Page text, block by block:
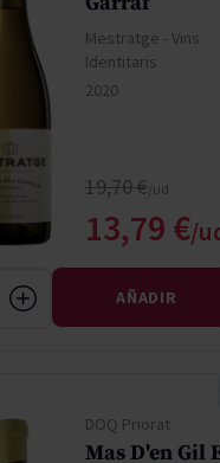
Mestratge - Vins
Identitaris
2020
Precio
13,79 €
Precio normal
19,70 €
AÑADIR
DOQ Priorat
Mas D'en Gil